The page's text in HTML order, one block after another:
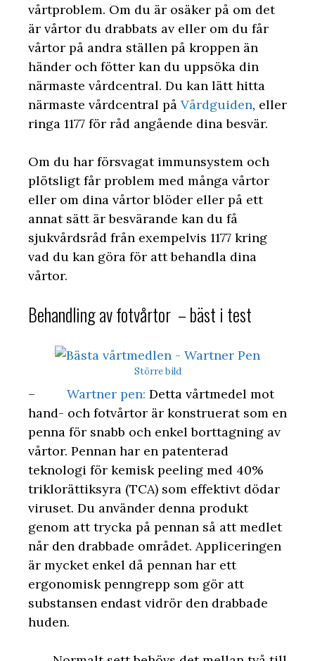
vårtproblem. Om du är osäker på om det
är vårtor du drabbats av eller om du får
vårtor på andra ställen på kroppen än
händer och fötter kan du uppsöka din
närmaste vårdcentral. Du kan lätt hitta
närmaste vårdcentral på Vårdguiden, eller
ringa 1177 för råd angående dina besvär.
Om du har försvagat immunsystem och
plötsligt får problem med många vårtor
eller om dina vårtor blöder eller på ett
annat sätt är besvärande kan du få
sjukvårdsråd från exempelvis 1177 kring
vad du kan göra för att behandla dina
vårtor.
Behandling av fotvårtor – bäst i test
Större bild
– Wartner pen: Detta vårtmedel mot
hand- och fotvårtor är konstruerat som en
penna för snabb och enkel borttagning av
vårtor. Pennan har en patenterad
teknologi för kemisk peeling med 40%
triklorättiksyra (TCA) som effektivt dödar
viruset. Du använder denna produkt
genom att trycka på pennan så att medlet
når den drabbade området. Appliceringen
är mycket enkel då pennan har ett
ergonomisk penngrepp som gör att
substansen endast vidrör den drabbade
huden.